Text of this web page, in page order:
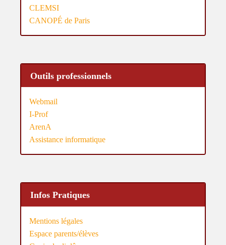
CLEMSI
CANOPÉ de Paris
Outils professionnels
Webmail
I-Prof
ArenA
Assistance informatique
Infos Pratiques
Mentions légales
Espace parents/élèves